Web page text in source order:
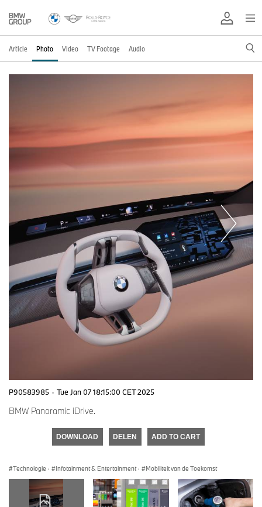
Article Photo Video TV Footage Audio
P90583985 · Tue Jan 07 18:15:00 CET 2025
BMW Panoramic iDrive.
DOWNLOAD DELEN ADD TO CART
Technologie · Infotainment & Entertainment · Mobiliteit van de Toekomst